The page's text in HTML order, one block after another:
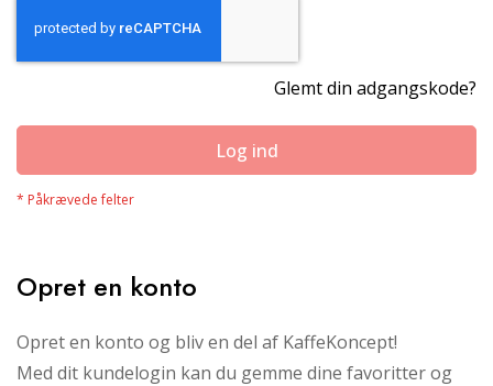
Log ind
Glemt din adgangskode?
Opret en konto
Opret en konto og bliv en del af KaffeKoncept!
Med dit kundelogin kan du gemme dine favoritter og